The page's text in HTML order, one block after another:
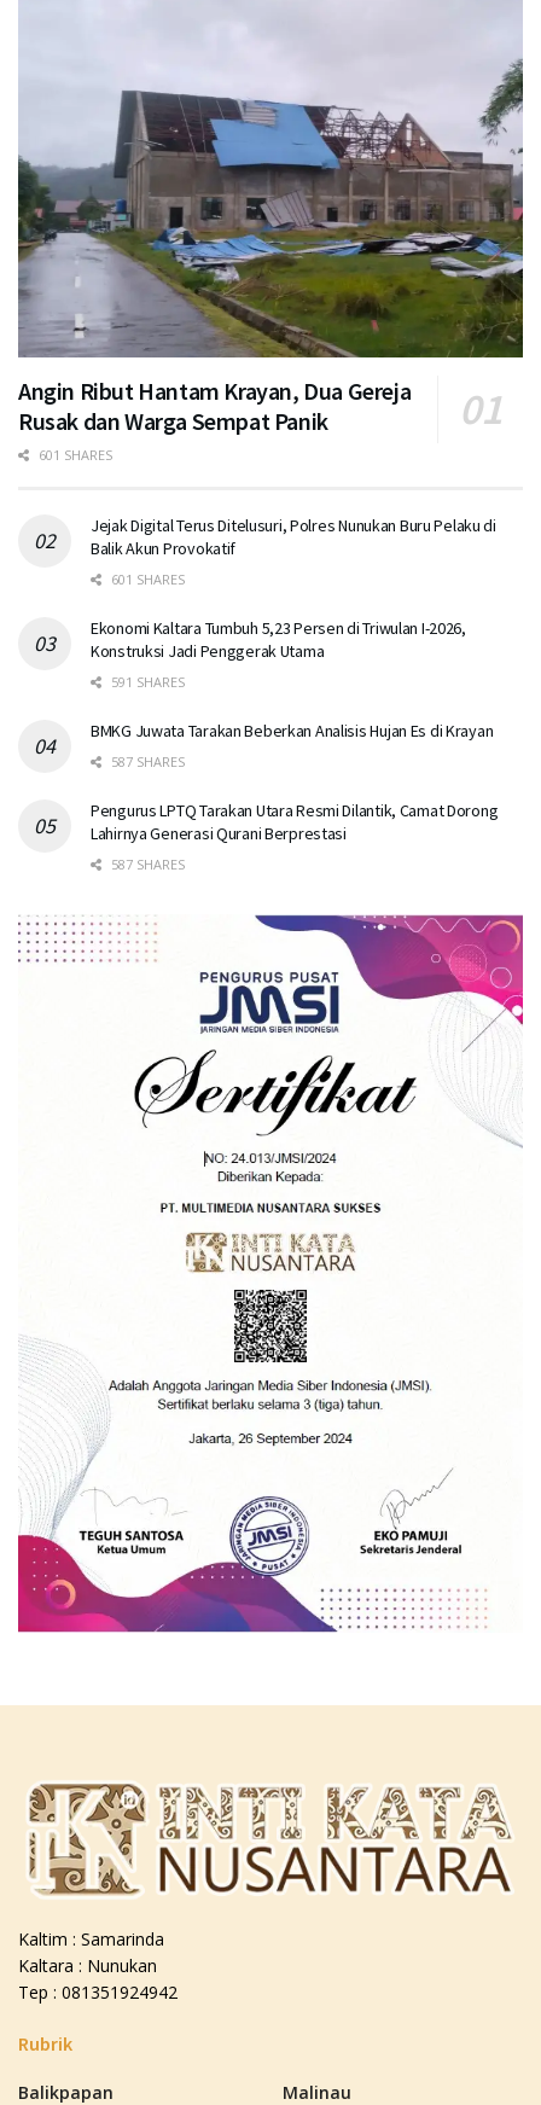
Angin Ribut Hantam Krayan, Dua Gereja
Rusak dan Warga Sempat Panik
601 SHARES
Jejak Digital Terus Ditelusuri, Polres Nunukan Buru Pelaku di
Balik Akun Provokatif
601 SHARES
Ekonomi Kaltara Tumbuh 5,23 Persen di Triwulan I-2026,
Konstruksi Jadi Penggerak Utama
591 SHARES
BMKG Juwata Tarakan Beberkan Analisis Hujan Es di Krayan
587 SHARES
Pengurus LPTQ Tarakan Utara Resmi Dilantik, Camat Dorong
Lahirnya Generasi Qurani Berprestasi
587 SHARES
Kaltim : Samarinda
Kaltara : Nunukan
Tep : 081351924942
Rubrik
Balikpapan
Malinau